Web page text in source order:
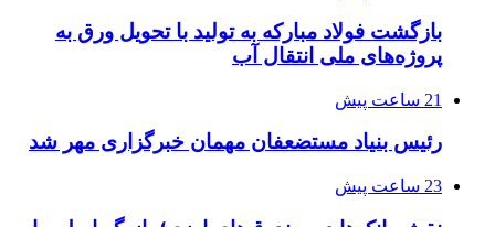
بازگشت فولاد مبارکه به تولید با تحویل ورق به
پروژه‌های ملی انتقال آب
21 ساعت پیش
رئیس بنیاد مستضعفان مهمان خبرگزاری مهر شد
23 ساعت پیش